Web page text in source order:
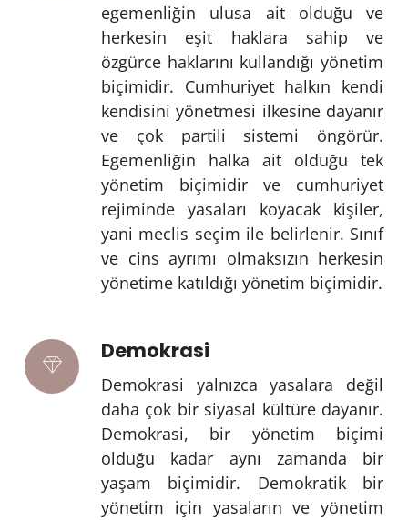
egemenliğin ulusa ait olduğu ve
herkesin eşit haklara sahip ve
özgürce haklarını kullandığı yönetim
biçimidir. Cumhuriyet halkın kendi
kendisini yönetmesi ilkesine dayanır
ve çok partili sistemi öngörür.
Egemenliğin halka ait olduğu tek
yönetim biçimidir ve cumhuriyet
rejiminde yasaları koyacak kişiler,
yani meclis seçim ile belirlenir. Sınıf
ve cins ayrımı olmaksızın herkesin
yönetime katıldığı yönetim biçimidir.
Demokrasi
Demokrasi yalnızca yasalara değil
daha çok bir siyasal kültüre dayanır.
Demokrasi, bir yönetim biçimi
olduğu kadar aynı zamanda bir
yaşam biçimidir. Demokratik bir
yönetim için yasaların ve yönetim